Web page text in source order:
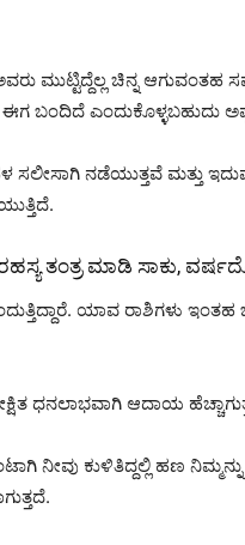
ಅವರು ಮುಟ್ಟಿದ್ದೆಲ್ಲ ಚಿನ್ನ
ಬಂದಿದೆ ಎಂದುಕೊಳ್ಳಬಹುದು
ನಡೆಯುತ್ತವೆ ಮತ್ತು
ತಂತ್ರ ಮಾಡಿ ಸಾಕು,
ಯಾವ ರಾಶಿಗಳು
ಧನಲಾಭವಾಗಿ ಆದಾಯ
ಕುಳಿತಿದ್ದಲ್ಲಿ ಹಣ